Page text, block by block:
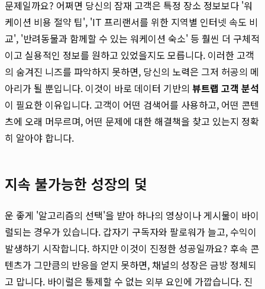
문제일까요? 어쩌면 당신의 잠재 고객은 특정 장소 정보보다 '워
케이션 비용 절약 팁', 'IT 프리랜서를 위한 지역별 인터넷 속도 비
교', '반려동물과 함께할 수 있는 워케이션 숙소' 등 훨씬 더 구체적
이고 실용적인 정보를 원하고 있었을지도 모릅니다. 이러한 고객
의 숨겨진 니즈를 파악하지 못하면, 당신의 노력은 그저 허공의 메
아리가 될 뿐입니다. 이것이 바로 데이터 기반의 뷰트랩 고객 분석
이 필요한 이유입니다. 고객이 어떤 검색어를 사용하고, 어떤 콘텐
츠에 오래 머무르며, 어떤 문제에 대한 해결책을 찾고 있는지 정확
히 알아야 합니다.
지속 불가능한 성장의 덫
운 좋게 '알고리즘의 선택'을 받아 하나의 영상이나 게시물이 바이
럴되는 경우가 있습니다. 갑자기 구독자와 팔로워가 늘고, 수익이
발생하기 시작합니다. 하지만 이것이 진정한 성공일까요? 후속 콘
텐츠가 그만큼의 반응을 얻지 못하면, 채널의 성장은 금방 정체되
고 맙니다. 바이럴은 통제할 수 없는 외부 요인에 가깝습니다. 진